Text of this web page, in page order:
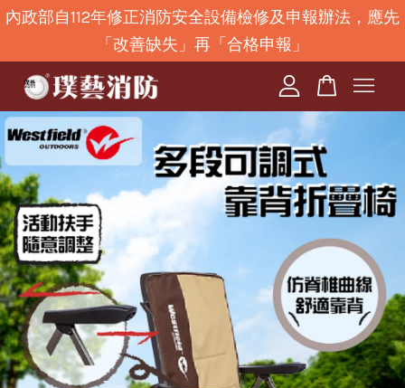
內政部自112年修正消防安全設備檢修及申報辦法，應先
「改善缺失」再「合格申報」
您的購物車目前還是空的。
繼續購物